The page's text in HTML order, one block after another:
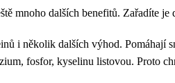
mnoho dalších benefitů. Zařadíte je
i několik dalších výhod.
fosfor, kyselinu listovou. Proto